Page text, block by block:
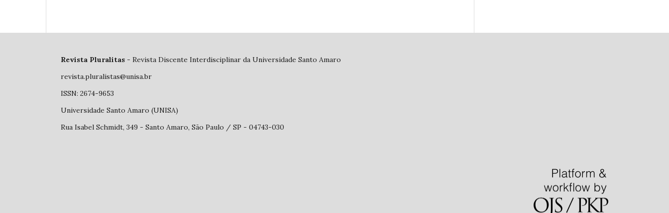
Revista Pluralitas - Revista Discente Interdisciplinar da Universidade Santo Amaro
revista.pluralistas@unisa.br
ISSN: 2674-9653
Universidade Santo Amaro (UNISA)
Rua Isabel Schmidt, 349 - Santo Amaro, São Paulo / SP - 04743-030